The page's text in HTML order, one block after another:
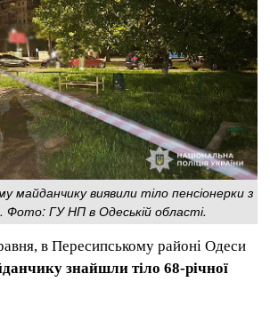
майданчику виявили тіло пенсіонерки з
Фото: ГУ НП в Одеській області.
в Пересипському районі Одеси
знайшли тіло 68-річної